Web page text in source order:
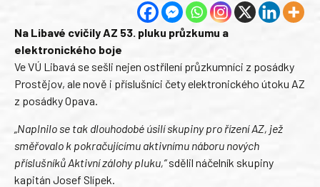
Na Libavé cvičily AZ 53. pluku průzkumu a
elektronického boje
Ve VÚ Libavá se sešli nejen ostřílení průzkumníci z posádky
Prostějov, ale nově i příslušníci čety elektronického útoku AZ
z posádky Opava.
„Naplnilo se tak dlouhodobé úsilí skupiny pro řízení AZ, jež
směřovalo k pokračujícímu aktivnímu náboru nových
příslušníků Aktivní zálohy pluku,“sdělil náčelník skupiny
kapitán Josef Slípek.